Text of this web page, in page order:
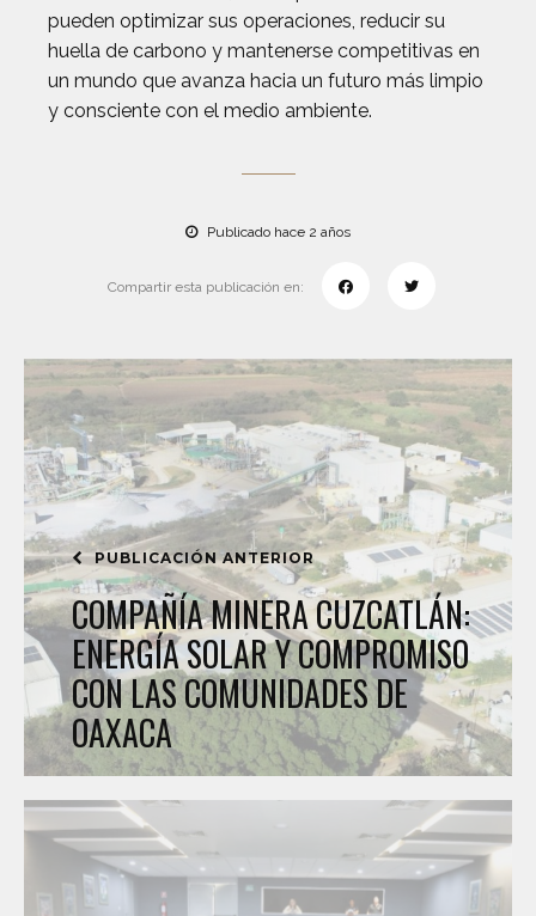
pueden optimizar sus operaciones, reducir su
huella de carbono y mantenerse competitivas en
un mundo que avanza hacia un futuro más limpio
y consciente con el medio ambiente.
Publicado hace 2 años
Compartir esta publicación en:
PUBLICACIÓN ANTERIOR
COMPAÑÍA MINERA CUZCATLÁN:
ENERGÍA SOLAR Y COMPROMISO
CON LAS COMUNIDADES DE
OAXACA